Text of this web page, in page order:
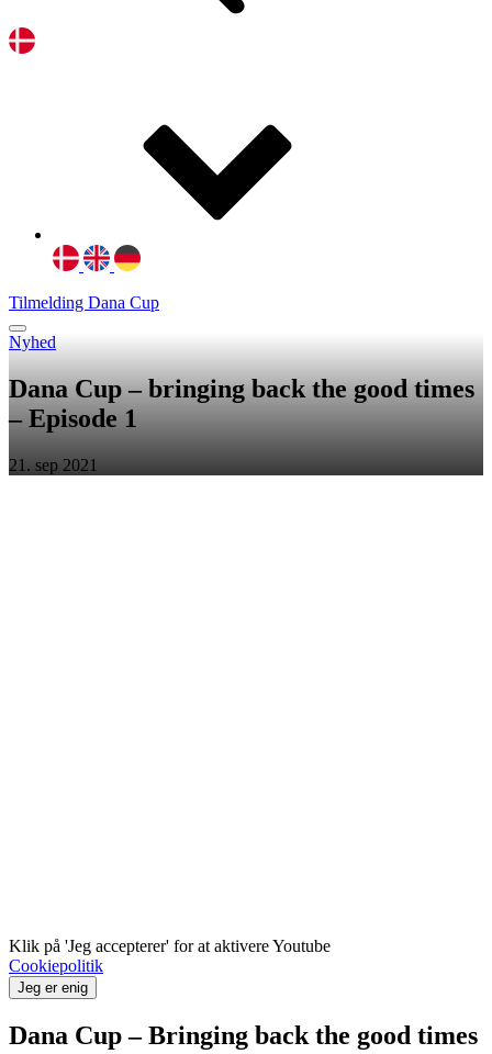
Tilmelding Dana Cup
Nyhed
Dana Cup – bringing back the good times
– Episode 1
21. sep 2021
Klik på 'Jeg accepterer' for at aktivere Youtube
Cookiepolitik
Jeg er enig
Dana Cup – Bringing back the good times